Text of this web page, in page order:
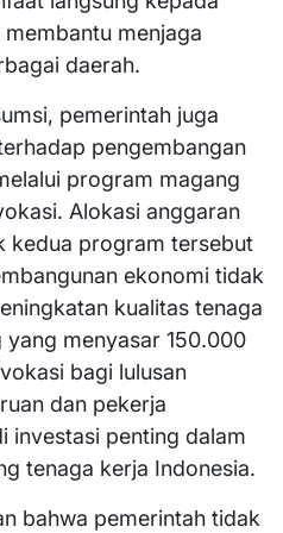
menjaga
daerah.
pemerintah juga
pengembangan
program magang
Alokasi anggaran
kedua program tersebut
ekonomi tidak
kualitas tenaga
menyasar 150.000
bagi lulusan
dan pekerja
investasi penting dalam
tenaga kerja Indonesia.
bahwa pemerintah tidak